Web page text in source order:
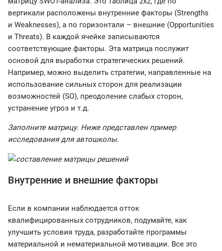
вертикали расположены внутренние факторы (Strengths
и Weaknesses), а по горизонтали – внешние (Opportunities
и Threats). В каждой ячейке записываются
соответствующие факторы. Эта матрица послужит
основой для выработки стратегических решений.
Например, можно выделить стратегии, направленные на
использование сильных сторон для реализации
возможностей (SO), преодоление слабых сторон,
устранение угроз и т.д.
Заполните матрицу. Ниже представлен пример
исследования для автошколы.
Внутренние и внешние факторы
Если в компании наблюдается отток
квалифицированных сотрудников, подумайте, как
улучшить условия труда, разработайте программы
материальной и нематериальной мотивации. Все это